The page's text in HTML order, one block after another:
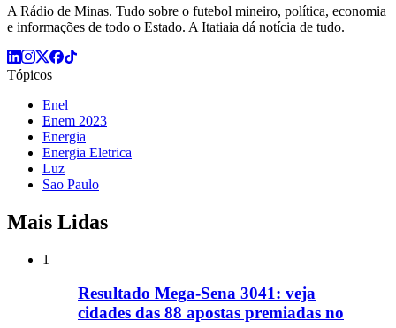
A Rádio de Minas. Tudo sobre o futebol mineiro, política, economia
e informações de todo o Estado. A Itatiaia dá notícia de tudo.
Tópicos
Enel
Enem 2023
Energia
Energia Eletrica
Luz
Sao Paulo
Mais Lidas
1
Resultado Mega-Sena 3041: veja
cidades das 88 apostas premiadas no